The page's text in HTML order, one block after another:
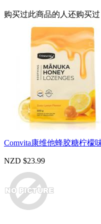
购买过此商品的人还购买过
Comvita康维他蜂胶糖柠檬
NZD $23.99